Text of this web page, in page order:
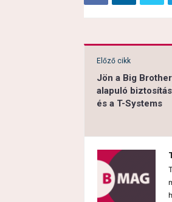
Előző cikk
Jön a Big
alapuló
és a T-Systems